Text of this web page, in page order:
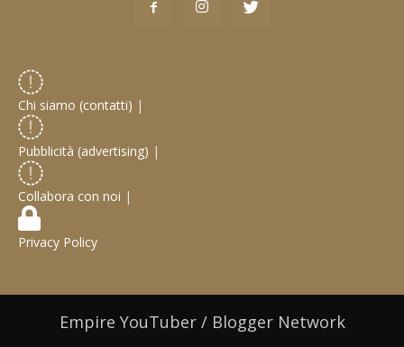
Chi siamo (contatti) |
Pubblicità (advertising) |
Collabora con noi |
Privacy Policy
Empire YouTuber / Blogger Network